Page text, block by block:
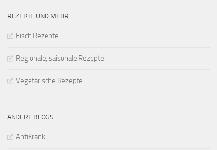
REZEPTE UND MEHR ...
Fisch Rezepte
Regionale, saisonale Rezepte
Vegetarische Rezepte
ANDERE BLOGS
AntiKrank